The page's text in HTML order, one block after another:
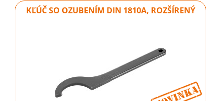
KĽÚČ SO OZUBENÍM DIN 1810A, ROZŠÍRENÝ